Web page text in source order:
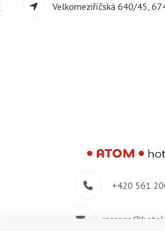
Velkomeziříčská 640/45,
+420 561